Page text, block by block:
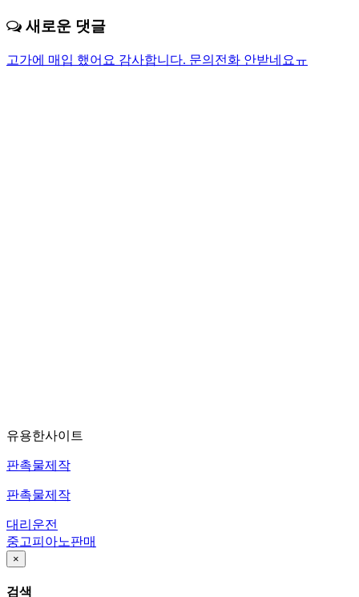
새로운 댓글
고가에 매입 했어요 감사합니다. 문의전화 안받네요ㅠ
유용한사이트
판촉물제작
판촉물제작
대리운전
중고피아노판매
×
검색